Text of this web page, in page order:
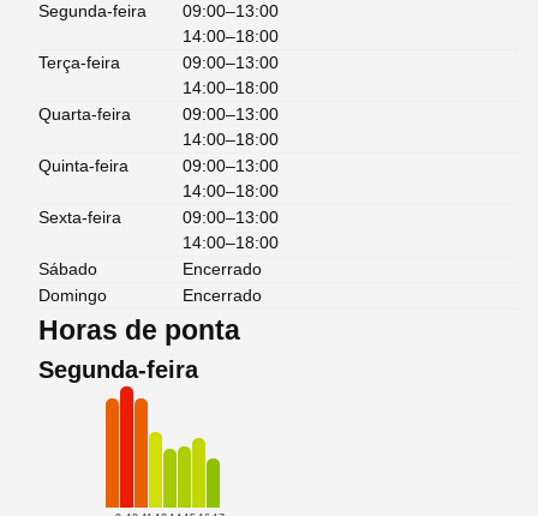
Segunda-feira
09:00–13:00
14:00–18:00
Terça-feira
09:00–13:00
14:00–18:00
Quarta-feira
09:00–13:00
14:00–18:00
Quinta-feira
09:00–13:00
14:00–18:00
Sexta-feira
09:00–13:00
14:00–18:00
Sábado
Encerrado
Domingo
Encerrado
Horas de ponta
Segunda-feira